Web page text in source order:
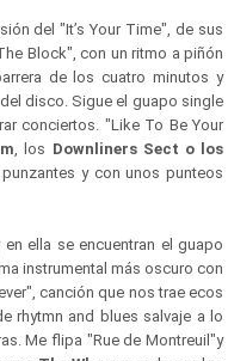
del "It’s Your Time", de sus
Block", con un ritmo a piñón
de los cuatro minutos y
disco. Sigue el guapo single
conciertos. "Like To Be Your
, los Downliners Sect o los
y con unos punteos
ella se encuentran el guapo
instrumental más oscuro con
canción que nos trae ecos
rhytmn and blues salvaje a lo
Me flipa "Rue de Montreuil"y